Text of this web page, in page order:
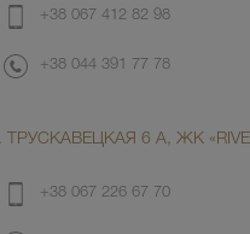
+38 067 412 82 98
+38 044 391 77 78
ТРУСКАВЕЦКАЯ 6 А, ЖК
+38 067 226 67 70